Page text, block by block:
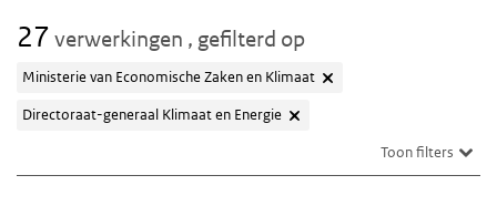
27 verwerkingen , gefilterd op
Ministerie van Economische Zaken en Klimaat
Directoraat-generaal Klimaat en Energie
Toon filters